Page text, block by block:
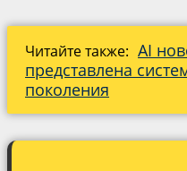
Читайте также: AI
представлена
поколения